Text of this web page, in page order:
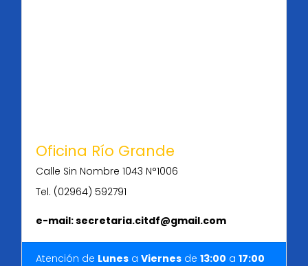
Oficina Río Grande
Calle Sin Nombre 1043 N°1006
Tel. (02964) 592791
e-mail: secretaria.citdf@gmail.com
Atención de Lunes a Viernes de 13:00 a 17:00